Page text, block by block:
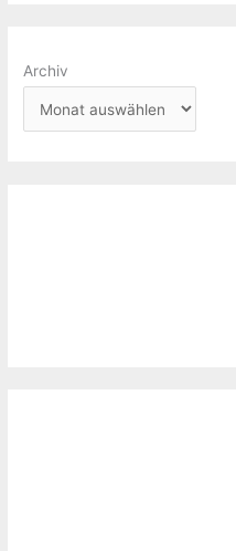
Archiv